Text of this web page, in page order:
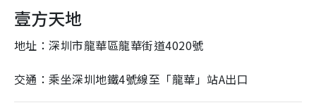
壹方天地
地址：深圳市龍華區龍華街道4020號
交通：乘坐深圳地鐵4號線至「龍華」站A出口